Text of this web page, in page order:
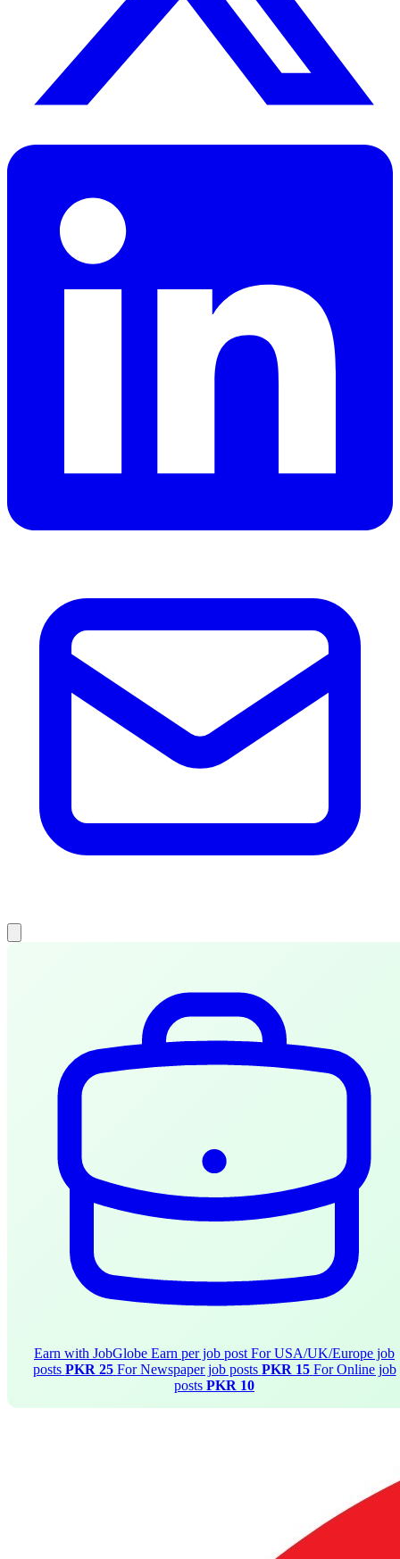
Earn with JobGlobe Earn per job post For USA/UK/Europe job
posts PKR 25 For Newspaper job posts PKR 15 For Online job
posts PKR 10